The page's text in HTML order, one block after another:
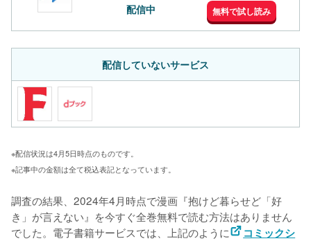
配信中 無料で試し読み
配信していないサービス
※配信状況は4月5日時点のものです。
※記事中の金額は全て税込表記となっています。
調査の結果、2024年4月時点で漫画『抱けど暮らせど「好
き」が言えない』を今すぐ全巻無料で読む方法はありません
でした。電子書籍サービスでは、上記のように
コミックシ